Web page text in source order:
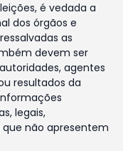
é vedada a
dos órgãos e
as
devem ser
agentes
resultados da
legais,
não apresentem